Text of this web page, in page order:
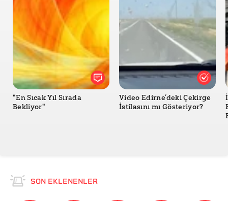
"En Sıcak Yıl Sırada
Bekliyor"
Video Edirne’deki Çekirge
İstilasını mı Gösteriyor?
SON EKLENENLER